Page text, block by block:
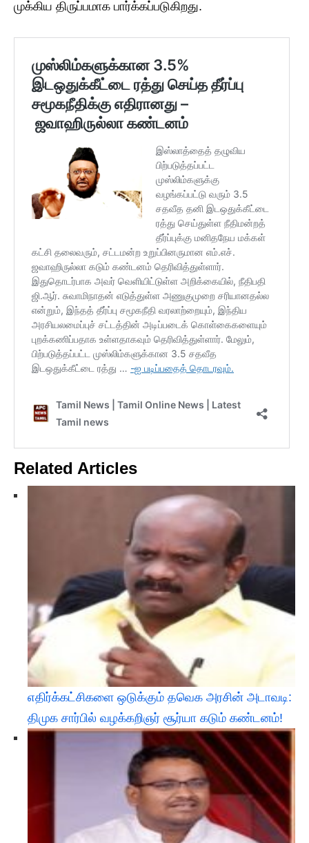
முக்கிய திருப்பமாக பார்க்கப்படுகிறது.
Related Articles
எதிர்க்கட்சிகளை ஒடுக்கும் தவெக அரசின் அடாவடி:
திமுக சார்பில் வழக்கறிஞர் சூர்யா கடும் கண்டனம்! ​